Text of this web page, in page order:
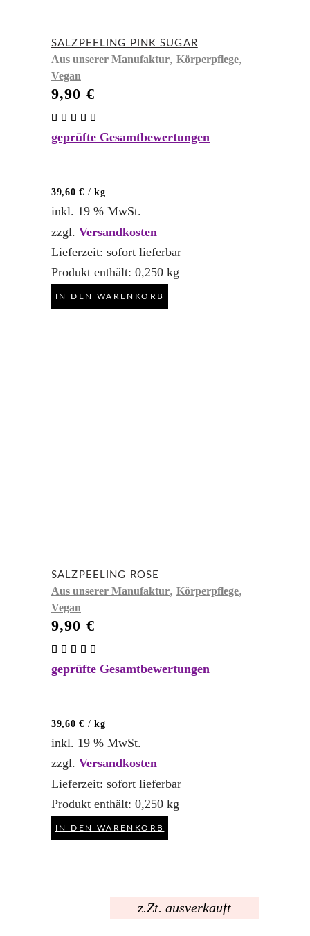
SALZPEELING PINK SUGAR
Aus unserer Manufaktur, Körperpflege,
Vegan
9,90 €
5.00
geprüfte Gesamtbewertungen
39,60€ /kg
inkl. 19 % MwSt.
zzgl. Versandkosten
Lieferzeit: sofort lieferbar
Produkt enthält: 0,250 kg
IN DEN WARENKORB
SALZPEELING ROSE
Aus unserer Manufaktur, Körperpflege,
Vegan
9,90 €
5.00
geprüfte Gesamtbewertungen
39,60€ /kg
inkl. 19 % MwSt.
zzgl. Versandkosten
Lieferzeit: sofort lieferbar
Produkt enthält: 0,250 kg
IN DEN WARENKORB
z.Zt. ausverkauft